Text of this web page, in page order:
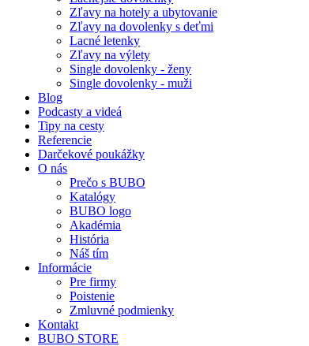
Zľavy na hotely a ubytovanie
Zľavy na dovolenky s deťmi
Lacné letenky
Zľavy na výlety
Single dovolenky - ženy
Single dovolenky - muži
Blog
Podcasty a videá
Tipy na cesty
Referencie
Darčekové poukážky
O nás
Prečo s BUBO
Katalógy
BUBO logo
Akadémia
História
Náš tím
Informácie
Pre firmy
Poistenie
Zmluvné podmienky
Kontakt
BUBO STORE